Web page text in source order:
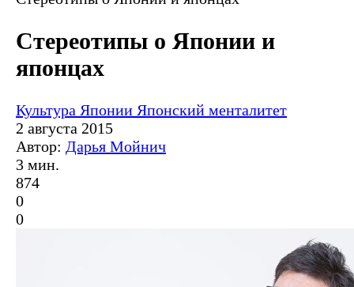
Стереотипы о Японии и
японцах
Культура Японии Японский менталитет
2 августа 2015
Автор: Дарья Мойнич
3 мин.
874
0
0